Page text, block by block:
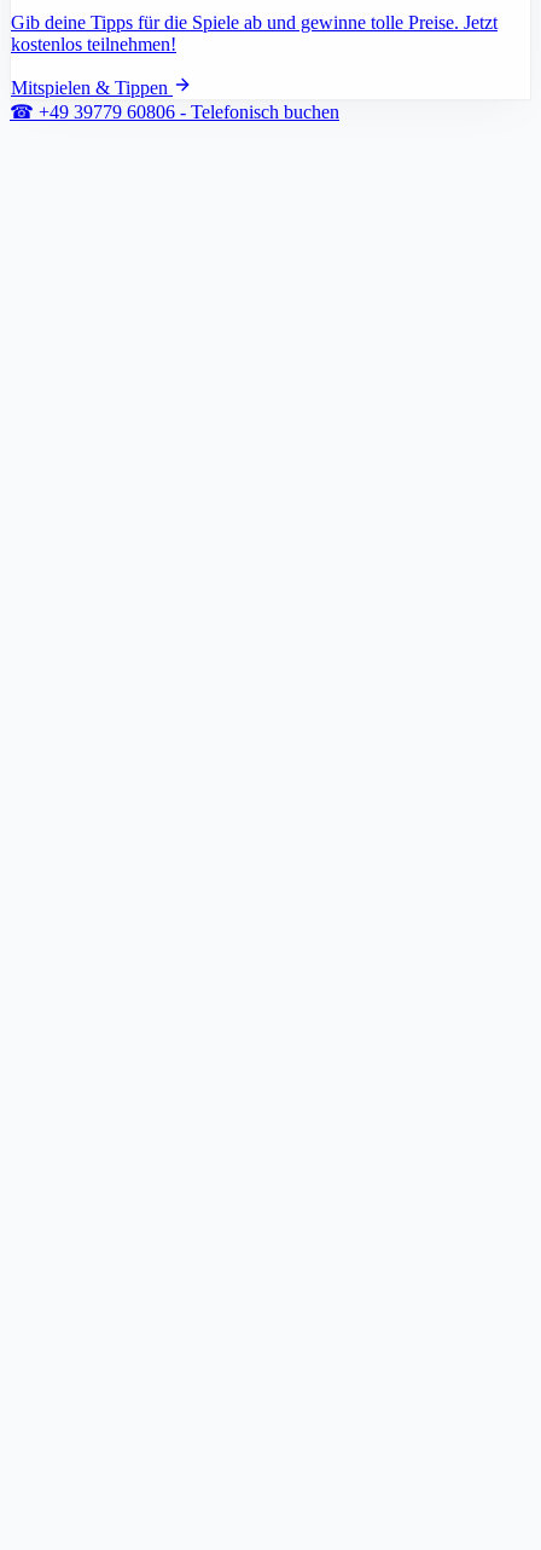
Gib deine Tipps für die Spiele ab und gewinne tolle Preise. Jetzt
kostenlos teilnehmen!
Mitspielen & Tippen
☎ +49 39779 60806 - Telefonisch buchen